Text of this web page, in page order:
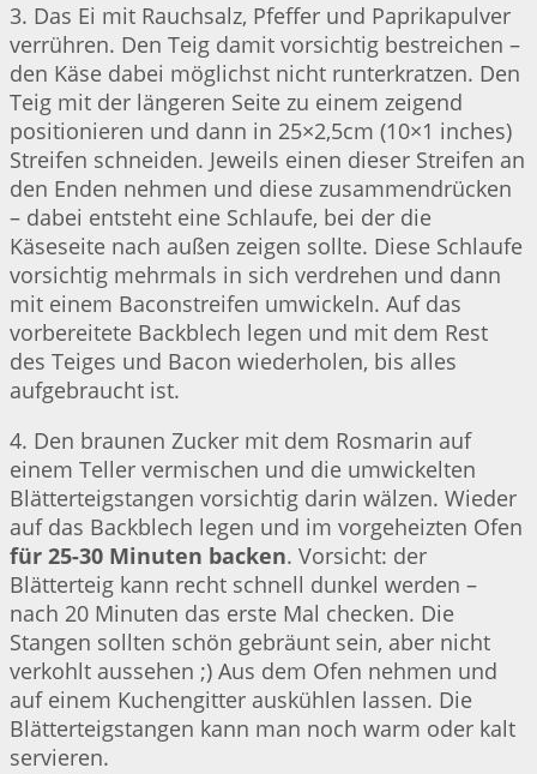
3. Das Ei mit Rauchsalz, Pfeffer und Paprikapulver
verrühren. Den Teig damit vorsichtig bestreichen –
den Käse dabei möglichst nicht runterkratzen. Den
Teig mit der längeren Seite zu einem zeigend
positionieren und dann in 25×2,5cm (10×1 inches)
Streifen schneiden. Jeweils einen dieser Streifen an
den Enden nehmen und diese zusammendrücken
– dabei entsteht eine Schlaufe, bei der die
Käseseite nach außen zeigen sollte. Diese Schlaufe
vorsichtig mehrmals in sich verdrehen und dann
mit einem Baconstreifen umwickeln. Auf das
vorbereitete Backblech legen und mit dem Rest
des Teiges und Bacon wiederholen, bis alles
aufgebraucht ist.
4. Den braunen Zucker mit dem Rosmarin auf
einem Teller vermischen und die umwickelten
Blätterteigstangen vorsichtig darin wälzen. Wieder
auf das Backblech legen und im vorgeheizten Ofen
für 25-30 Minuten backen. Vorsicht: der
Blätterteig kann recht schnell dunkel werden –
nach 20 Minuten das erste Mal checken. Die
Stangen sollten schön gebräunt sein, aber nicht
verkohlt aussehen ;) Aus dem Ofen nehmen und
auf einem Kuchengitter auskühlen lassen. Die
Blätterteigstangen kann man noch warm oder kalt
servieren.